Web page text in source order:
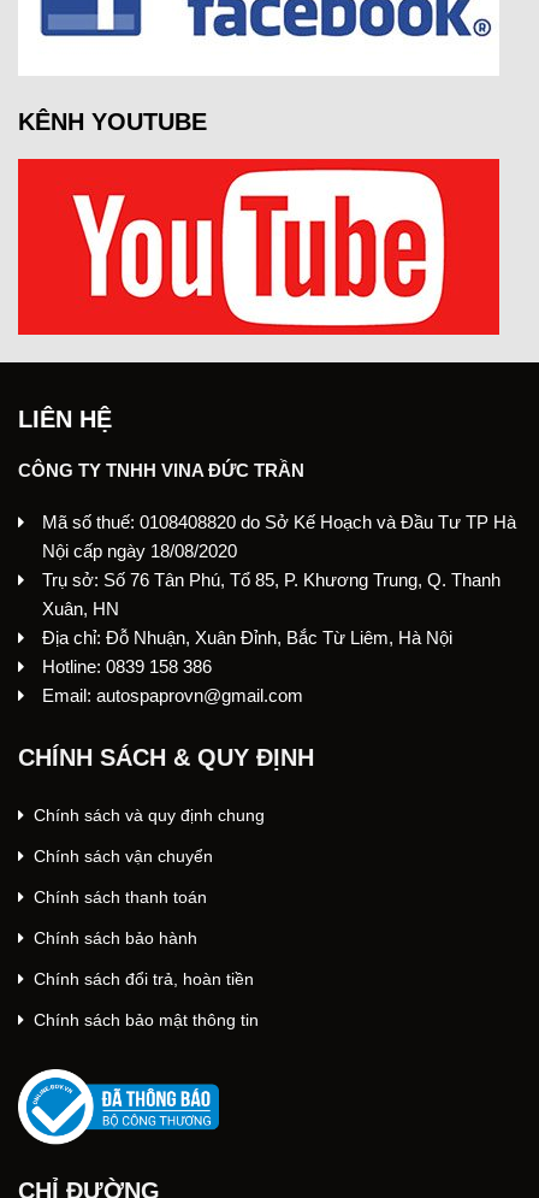
KÊNH YOUTUBE
LIÊN HỆ
CÔNG TY TNHH VINA ĐỨC TRẦN
Mã số thuế: 0108408820 do Sở Kế Hoạch và Đầu Tư TP Hà
Nội cấp ngày 18/08/2020
Trụ sở: Số 76 Tân Phú, Tổ 85, P. Khương Trung, Q. Thanh
Xuân, HN
Địa chỉ: Đỗ Nhuận, Xuân Đỉnh, Bắc Từ Liêm, Hà Nội
Hotline: 0839 158 386
Email: autospaprovn@gmail.com
CHÍNH SÁCH & QUY ĐỊNH
Chính sách và quy định chung
Chính sách vận chuyển
Chính sách thanh toán
Chính sách bảo hành
Chính sách đổi trả, hoàn tiền
Chính sách bảo mật thông tin
CHỈ ĐƯỜNG